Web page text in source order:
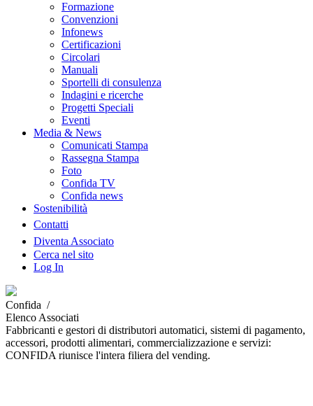
Formazione
Convenzioni
Infonews
Certificazioni
Circolari
Manuali
Sportelli di consulenza
Indagini e ricerche
Progetti Speciali
Eventi
Media & News
Comunicati Stampa
Rassegna Stampa
Foto
Confida TV
Confida news
Sostenibilità
Contatti
Diventa Associato
Cerca nel sito
Log In
Confida /
Elenco Associati
Fabbricanti e gestori di distributori automatici, sistemi di pagamento,
accessori, prodotti alimentari, commercializzazione e servizi:
CONFIDA riunisce l'intera filiera del vending.